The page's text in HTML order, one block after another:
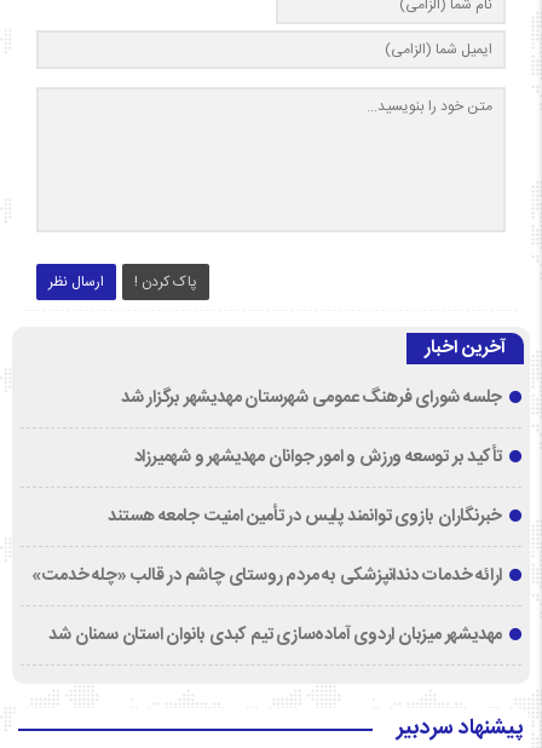
ارسال نظر پاک کردن !
آخرین اخبار
جلسه شورای فرهنگ عمومی شهرستان مهدیشهر برگزار شد
تأکید بر توسعه ورزش و امور جوانان مهدیشهر و شهمیرزاد
خبرنگاران بازوی توانمند پلیس در تأمین امنیت جامعه هستند
ارائه خدمات دندانپزشکی به مردم روستای چاشم در قالب «چله خدمت»
مهدیشهر میزبان اردوی آماده‌سازی تیم کبدی بانوان استان سمنان شد
پیشنهاد سردبیر